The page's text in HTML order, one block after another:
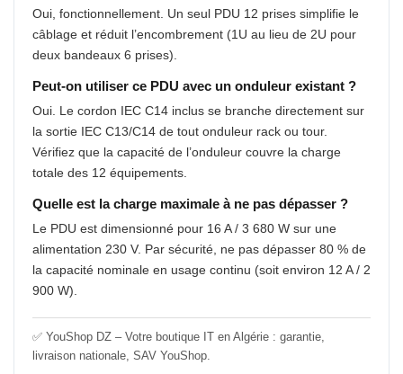
Oui, fonctionnellement. Un seul PDU 12 prises simplifie le
câblage et réduit l’encombrement (1U au lieu de 2U pour
deux bandeaux 6 prises).
Peut-on utiliser ce PDU avec un onduleur existant ?
Oui. Le cordon IEC C14 inclus se branche directement sur
la sortie IEC C13/C14 de tout onduleur rack ou tour.
Vérifiez que la capacité de l’onduleur couvre la charge
totale des 12 équipements.
Quelle est la charge maximale à ne pas dépasser ?
Le PDU est dimensionné pour 16 A / 3 680 W sur une
alimentation 230 V. Par sécurité, ne pas dépasser 80 % de
la capacité nominale en usage continu (soit environ 12 A / 2
900 W).
✅ YouShop DZ – Votre boutique IT en Algérie : garantie,
livraison nationale, SAV YouShop.